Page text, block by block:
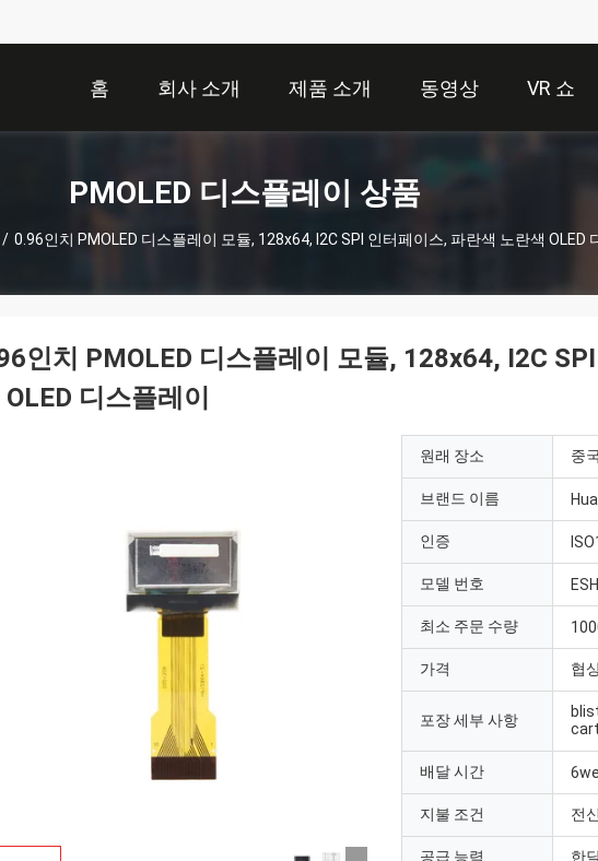
홈 회사 소개 제품 소개 동영상 VR 쇼
PMOLED 디스플레이 상품
/ 0.96인치 PMOLED 디스플레이 모듈, 128x64, I2C SPI 인터페이스, 파란색 노란색 OLED
인치 PMOLED 디스플레이 모듈, 128x64, I2C
디스플레이
원래 장소 중
브랜드 이름
인증
모델 번호
최소 주문 수량
가격 협
포장 세부 사항
배달 시간
지불 조건 전
공급 능력 한